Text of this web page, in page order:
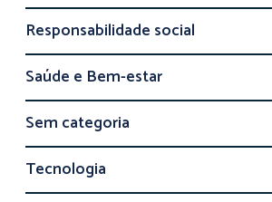
Responsabilidade social
Saúde e Bem-estar
Sem categoria
Tecnologia